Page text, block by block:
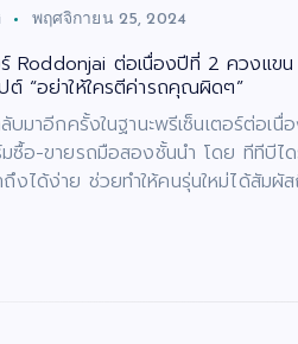
พฤศจิกายน 25, 2024
ร์ Roddonjai ต่อเนื่องปีที่ 2 ควงแข
ต์ “อย่าให้ใครตีค่ารถคุณผิดๆ”
มาอีกครั้งในฐานะพรีเซ็นเตอร์ต่อเนื่
อ-ขายรถมือสองชั้นนำ โดย ทีทีบีไ
งได้ง่าย ช่วยทำให้คนรุ่นใหม่ได้สัมผั